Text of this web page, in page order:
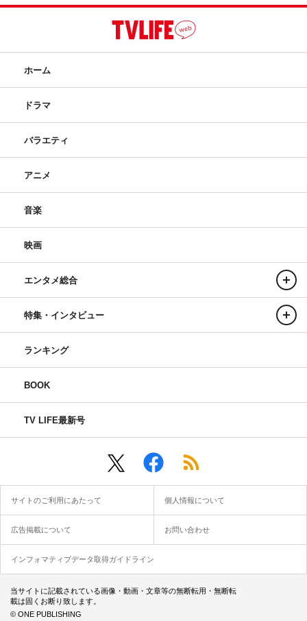
ホーム
ドラマ
バラエティ
アニメ
音楽
映画
エンタメ総合
特集・インタビュー
ランキング
BOOK
TV LIFE最新号
サイトのご利用にあたって 個人情報について
広告掲載について お問い合わせ
インフォマティブデータ取得ガイドライン
当サイトに記載されている画像・動画・文章等の無断転用・無断転
載は固くお断り致します。
© ONE PUBLISHING